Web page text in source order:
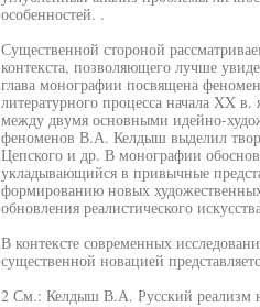
особенностей. .
Существенной стороной
контекста, позволяющего лучше
глава монографии посвящена
литературного процесса начала XX
между двумя основными идейно-
феноменов В.А. Келдыш выделил
Цепского и др. В монографии
укладывающийся в привычные
формированию новых
обновления реалистического
В контексте современных
существенной новацией
2 См.: Келдыш В.А. Русский реализм